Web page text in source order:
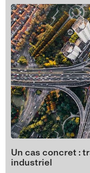
Un cas concret :
industriel